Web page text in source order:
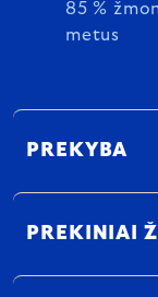
85 %
metus
PREKYBA
PREKINIAI